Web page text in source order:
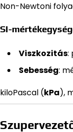
Non-Newtoni
SI-
Viszkozitás:
Sebesség:
kiloPascal (kPa),